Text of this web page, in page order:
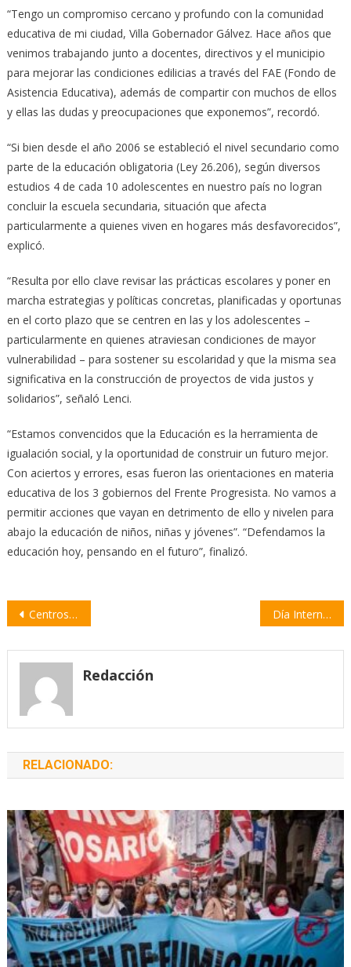
“Tengo un compromiso cercano y profundo con la comunidad
educativa de mi ciudad, Villa Gobernador Gálvez. Hace años que
venimos trabajando junto a docentes, directivos y el municipio
para mejorar las condiciones edilicias a través del FAE (Fondo de
Asistencia Educativa), además de compartir con muchos de ellos
y ellas las dudas y preocupaciones que exponemos”, recordó.
“Si bien desde el año 2006 se estableció el nivel secundario como
parte de la educación obligatoria (Ley 26.206), según diversos
estudios 4 de cada 10 adolescentes en nuestro país no logran
concluir la escuela secundaria, situación que afecta
particularmente a quienes viven en hogares más desfavorecidos”,
explicó.
“Resulta por ello clave revisar las prácticas escolares y poner en
marcha estrategias y políticas concretas, planificadas y oportunas
en el corto plazo que se centren en las y los adolescentes –
particularmente en quienes atraviesan condiciones de mayor
vulnerabilidad – para sostener su escolaridad y que la misma sea
significativa en la construcción de proyectos de vida justos y
solidarios”, señaló Lenci.
“Estamos convencidos que la Educación es la herramienta de
igualación social, y la oportunidad de construir un futuro mejor.
Con aciertos y errores, esas fueron las orientaciones en materia
educativa de los 3 gobiernos del Frente Progresista. No vamos a
permitir acciones que vayan en detrimento de ello y nivelen para
abajo la educación de niños, niñas y jóvenes”. “Defendamos la
educación hoy, pensando en el futuro”, finalizó.
Navegación
entradas
Centros de alfabetización para adultos organizan una «Intervención Patriótica» Día Internacional de la Eliminación de la Violencia contra la Mujer
Redacción
RELACIONADO: